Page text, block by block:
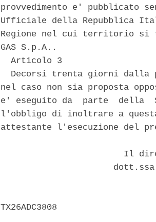
provvedimento e' pubblicato
Ufficiale della Repubblica
Regione nel cui territorio si
GAS S.p.A..
  Articolo 3
Decorsi trenta giorni dalla
nel caso non sia proposta
e' eseguito da  parte  della
l'obbligo di inoltrare a questa
attestante l'esecuzione del
Il